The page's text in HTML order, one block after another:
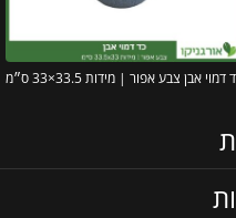
דמוי אבן צבע אפור | מידות 33.5×33 ס״מ